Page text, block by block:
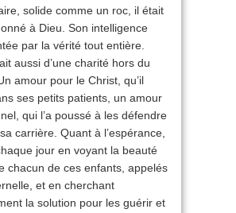
solide comme un roc, il était
à Dieu. Son intelligence
par la vérité tout entière.
aussi d’une charité hors du
amour pour le Christ, qu’il
ses petits patients, un amour
qui l’a poussé à les défendre
carrière. Quant à l’espérance,
jour en voyant la beauté
chacun de ces enfants, appelés
et en cherchant
la solution pour les guérir et